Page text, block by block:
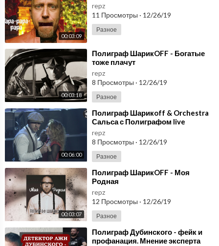
00:03:09
repz
11 Просмотры · 12/26/19
Разное
00:03:18
⁣Полиграф ШарикOFF - Богатые
тоже плачут
repz
8 Просмотры · 12/26/19
Разное
00:06:00
⁣Полиграф Шарикoff & Orchestra
Сальса с Полиграфом live
repz
8 Просмотры · 12/26/19
Разное
00:03:07
⁣Полиграф ШарикOFF - Моя
Родная
repz
12 Просмотры · 12/26/19
Разное
⁣Полиграф Дубинского - фейк и
профанация. Мнение эксперта